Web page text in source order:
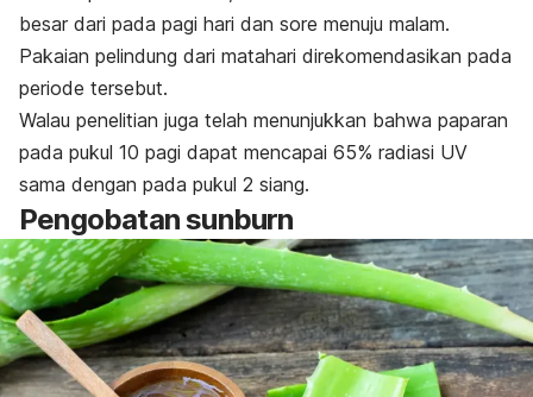
besar dari pada pagi hari dan sore menuju malam.
Pakaian pelindung dari matahari direkomendasikan pada
periode tersebut.
Walau penelitian juga telah menunjukkan bahwa paparan
pada pukul 10 pagi dapat mencapai 65% radiasi UV
sama dengan pada pukul 2 siang.
Pengobatansunburn